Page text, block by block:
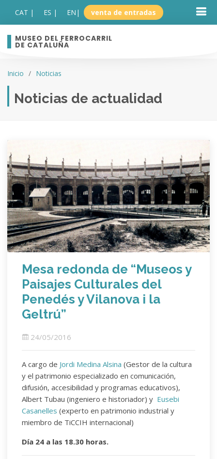
CAT | ES | EN | venta de entradas
MUSEO DEL FERROCARRIL
DE CATALUÑA
Inicio Noticias
Noticias de actualidad
Mesa redonda de “Museos y
Paisajes Culturales del
Penedés y Vilanova i la
Geltrú”
24/05/2016
A cargo de Jordi Medina Alsina (Gestor de la cultura
y el patrimonio especializado en comunicación,
difusión, accesibilidad y programas educativos),
Albert Tubau (ingeniero e historiador) y Eusebi
Casanelles (experto en patrimonio industrial y
miembro de TiCCIH internacional)
Día 24 a las 18.30 horas.